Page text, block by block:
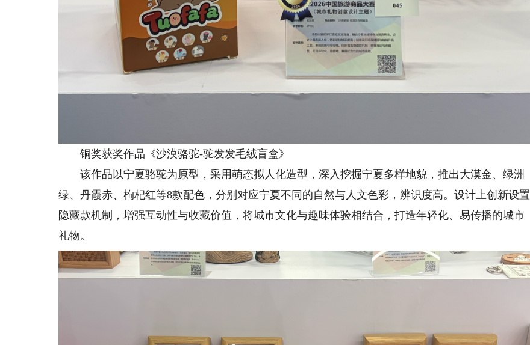
铜奖获奖作品《沙漠骆驼-驼发发毛绒盲盒》
该作品以宁夏骆驼为原型，采用萌态拟人化造型，深入挖掘宁夏多样地貌，推出大漠金、绿洲
绿、丹霞赤、枸杞红等8款配色，分别对应宁夏不同的自然与人文色彩，辨识度高。设计上创新设置
隐藏款机制，增强互动性与收藏价值，将城市文化与趣味体验相结合，打造年轻化、易传播的城市
礼物。